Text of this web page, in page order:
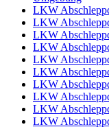
LKW
LKW
LKW
LKW
LKW
LKW
LKW
LKW
LKW
LKW